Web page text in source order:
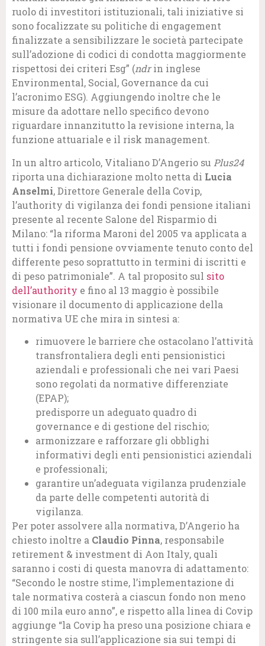
ruolo di investitori istituzionali, tali iniziative si
sono focalizzate su politiche di engagement
finalizzate a sensibilizzare le società partecipate
sull’adozione di codici di condotta maggiormente
rispettosi dei criteri Esg” (ndrin inglese
Environmental, Social, Governance da cui
l’acronimo ESG). Aggiungendo inoltre che le
misure da adottare nello specifico devono
riguardare innanzitutto la revisione interna, la
funzione attuariale e il risk management.
In un altro articolo, Vitaliano D’Angerio su Plus24
riporta una dichiarazione molto netta di Lucia
Anselmi, Direttore Generale della Covip,
l’authority di vigilanza dei fondi pensione italiani
presente al recente Salone del Risparmio di
Milano: “la riforma Maroni del 2005 va applicata a
tutti i fondi pensione ovviamente tenuto conto del
differente peso soprattutto in termini di iscritti e
di peso patrimoniale”. A tal proposito sul sito
dell’authority e fino al 13 maggio è possibile
visionare il documento di applicazione della
normativa UE che mira in sintesi a:
rimuovere le barriere che ostacolano l’attività
transfrontaliera degli enti pensionistici
aziendali e professionali che nei vari Paesi
sono regolati da normative differenziate
(EPAP);
predisporre un adeguato quadro di
governance e di gestione del rischio;
armonizzare e rafforzare gli obblighi
informativi degli enti pensionistici aziendali
e professionali;
garantire un’adeguata vigilanza prudenziale
da parte delle competenti autorità di
vigilanza.
Per poter assolvere alla normativa, D’Angerio ha
chiesto inoltre a Claudio Pinna, responsabile
retirement & investment di Aon Italy, quali
saranno i costi di questa manovra di adattamento:
“Secondo le nostre stime, l’implementazione di
tale normativa costerà a ciascun fondo non meno
di 100 mila euro anno”, e rispetto alla linea di Covip
aggiunge “la Covip ha preso una posizione chiara e
stringente sia sull’applicazione sia sui tempi di